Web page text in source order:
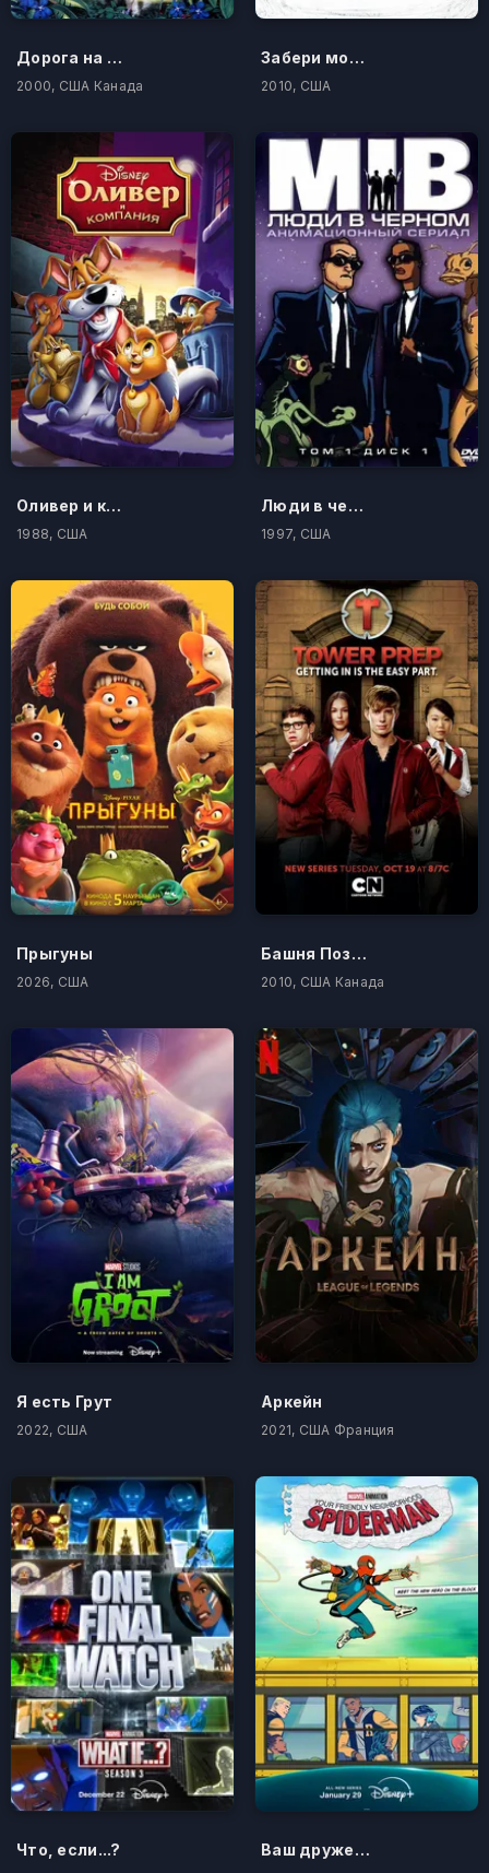
Дорога на Эльдорадо
2000, США Канада
Забери мою душу
2010, США
Оливер и компания
1988, США
Люди в черном
1997, США
Прыгуны
2026, США
Башня Познания
2010, США Канада
Я есть Грут
2022, США
Аркейн
2021, США Франция
Что, если...? Ваш дружелюбный сосед Человек-паук